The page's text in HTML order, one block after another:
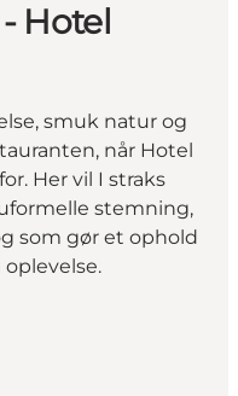
Hotel
smuk natur og
når Hotel
Her vil I straks
stemning,
som gør et ophold
Hotel Præstekilde"
- Hotel Præstekilde on_map